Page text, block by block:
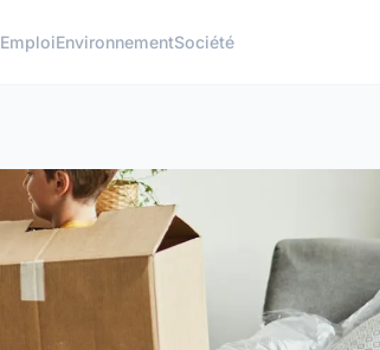
EmploiEnvironnementSociété